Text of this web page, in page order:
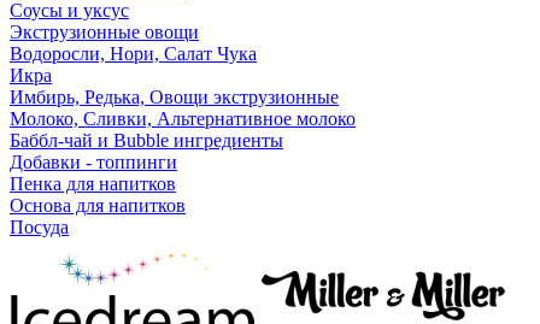
Соусы и уксус
Экструзионные овощи
Водоросли, Нори, Салат Чука
Икра
Имбирь, Редька, Овощи экструзионные
Молоко, Сливки, Альтернативное молоко
Баббл-чай и Bubble ингредиенты
Добавки - топпинги
Пенка для напитков
Основа для напитков
Посуда